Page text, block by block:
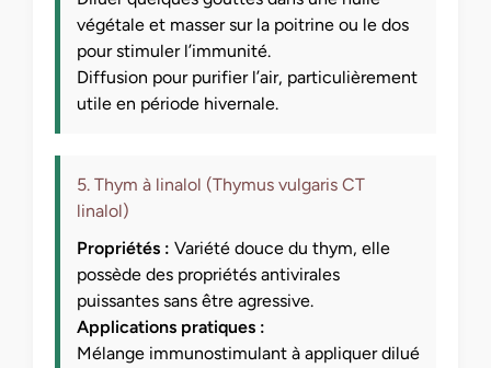
végétale et masser sur la poitrine ou le dos
pour stimuler l’immunité.
Diffusion pour purifier l’air, particulièrement
utile en période hivernale.
5. Thym à linalol (Thymus vulgaris CT
linalol)
Propriétés : Variété douce du thym, elle
possède des propriétés antivirales
puissantes sans être agressive.
Applications pratiques :
Mélange immunostimulant à appliquer dilué